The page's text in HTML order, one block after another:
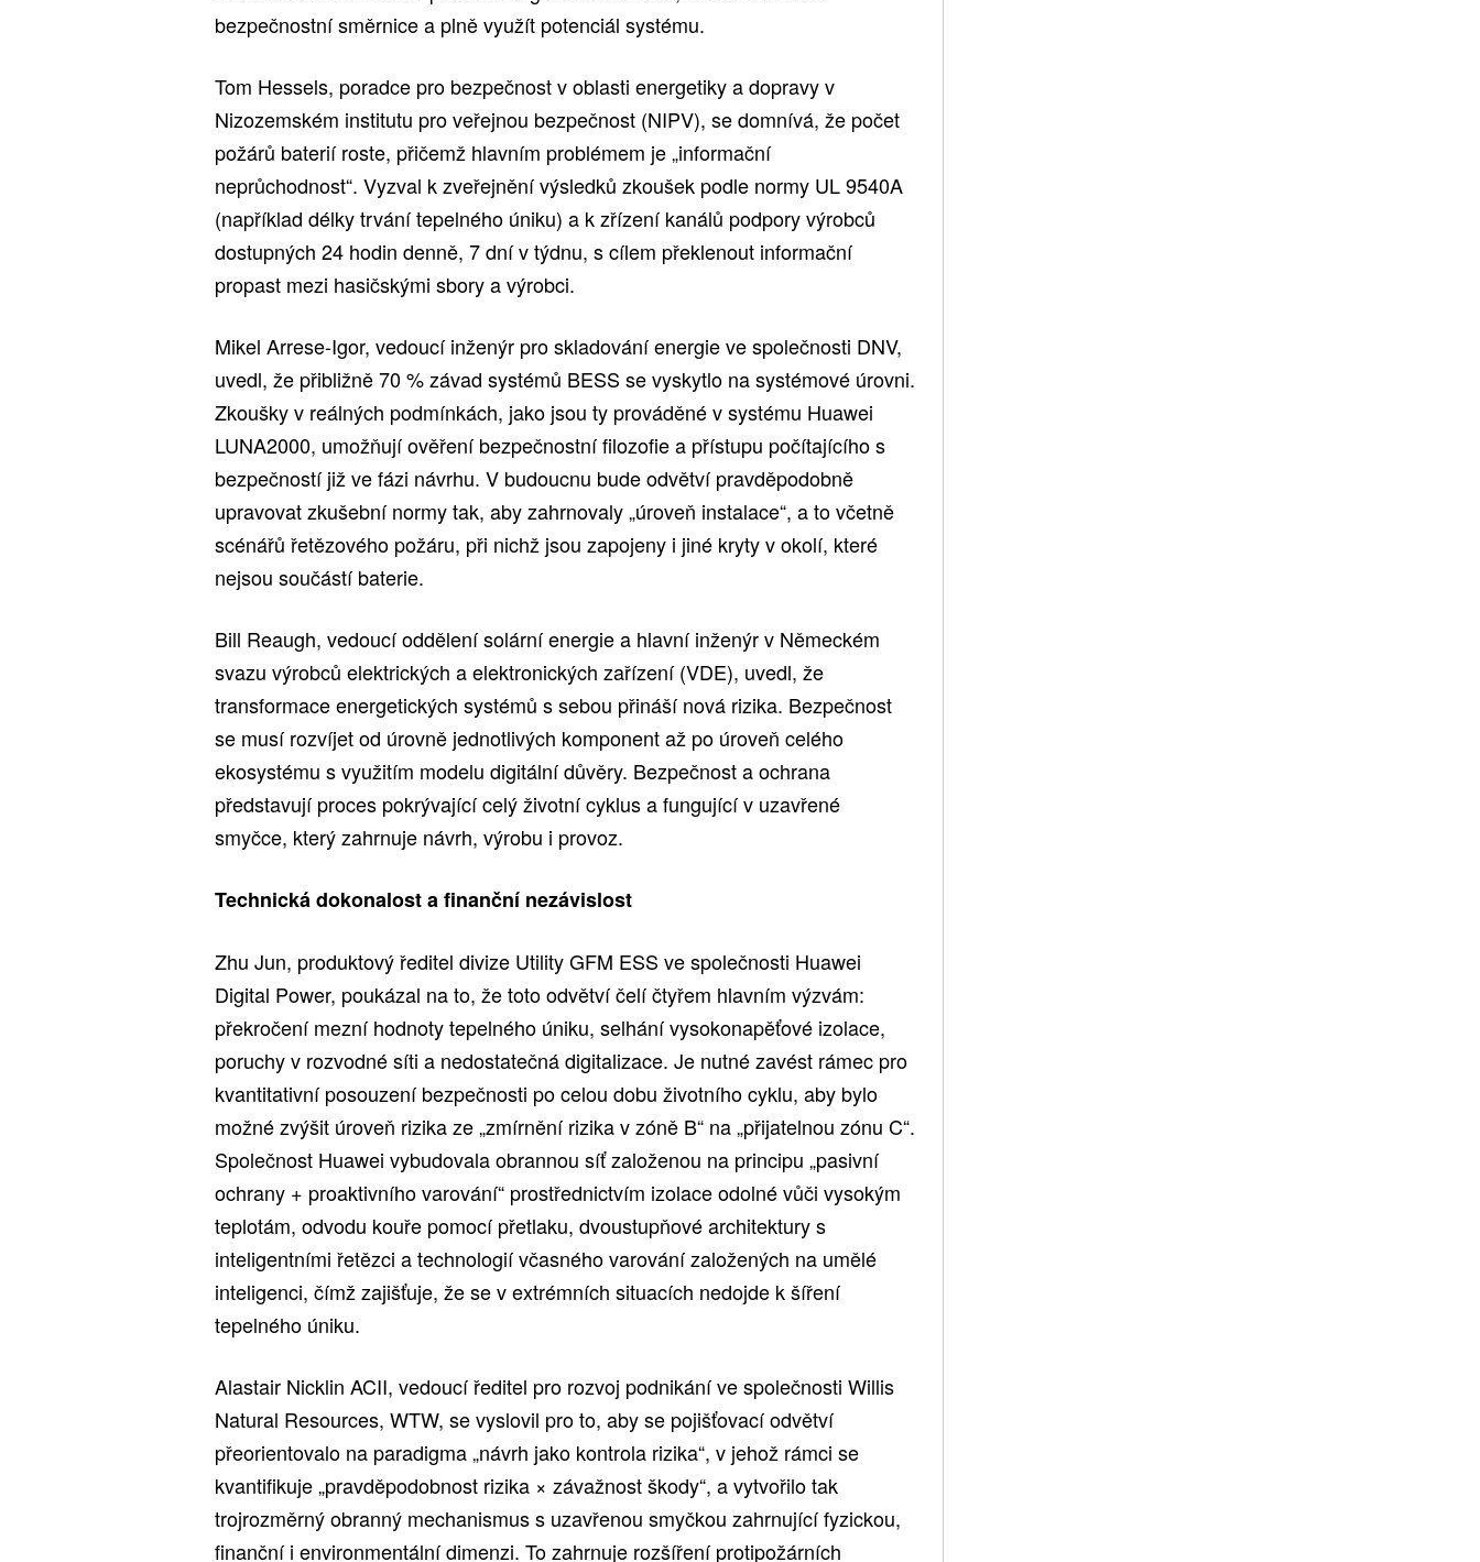
bezpečnostní směrnice a plně využít potenciál systému.
Tom Hessels, poradce pro bezpečnost v oblasti energetiky a dopravy v
Nizozemském institutu pro veřejnou bezpečnost (NIPV), se domnívá, že počet
požárů baterií roste, přičemž hlavním problémem je „informační
neprůchodnost“. Vyzval k zveřejnění výsledků zkoušek podle normy UL 9540A
(například délky trvání tepelného úniku) a k zřízení kanálů podpory výrobců
dostupných 24 hodin denně, 7 dní v týdnu, s cílem překlenout informační
propast mezi hasičskými sbory a výrobci.
Mikel Arrese-Igor, vedoucí inženýr pro skladování energie ve společnosti DNV,
uvedl, že přibližně 70 % závad systémů BESS se vyskytlo na systémové úrovni.
Zkoušky v reálných podmínkách, jako jsou ty prováděné v systému Huawei
LUNA2000, umožňují ověření bezpečnostní filozofie a přístupu počítajícího s
bezpečností již ve fázi návrhu. V budoucnu bude odvětví pravděpodobně
upravovat zkušební normy tak, aby zahrnovaly „úroveň instalace“, a to včetně
scénářů řetězového požáru, při nichž jsou zapojeny i jiné kryty v okolí, které
nejsou součástí baterie.
Bill Reaugh, vedoucí oddělení solární energie a hlavní inženýr v Německém
svazu výrobců elektrických a elektronických zařízení (VDE), uvedl, že
transformace energetických systémů s sebou přináší nová rizika. Bezpečnost
se musí rozvíjet od úrovně jednotlivých komponent až po úroveň celého
ekosystému s využitím modelu digitální důvěry. Bezpečnost a ochrana
představují proces pokrývající celý životní cyklus a fungující v uzavřené
smyčce, který zahrnuje návrh, výrobu i provoz.
Technická dokonalost a finanční nezávislost
Zhu Jun, produktový ředitel divize Utility GFM ESS ve společnosti Huawei
Digital Power, poukázal na to, že toto odvětví čelí čtyřem hlavním výzvám:
překročení mezní hodnoty tepelného úniku, selhání vysokonapěťové izolace,
poruchy v rozvodné síti a nedostatečná digitalizace. Je nutné zavést rámec pro
kvantitativní posouzení bezpečnosti po celou dobu životního cyklu, aby bylo
možné zvýšit úroveň rizika ze „zmírnění rizika v zóně B“ na „přijatelnou zónu C“.
Společnost Huawei vybudovala obrannou síť založenou na principu „pasivní
ochrany + proaktivního varování“ prostřednictvím izolace odolné vůči vysokým
teplotám, odvodu kouře pomocí přetlaku, dvoustupňové architektury s
inteligentními řetězci a technologií včasného varování založených na umělé
inteligenci, čímž zajišťuje, že se v extrémních situacích nedojde k šíření
tepelného úniku.
Alastair Nicklin ACII, vedoucí ředitel pro rozvoj podnikání ve společnosti Willis
Natural Resources, WTW, se vyslovil pro to, aby se pojišťovací odvětví
přeorientovalo na paradigma „návrh jako kontrola rizika“, v jehož rámci se
kvantifikuje „pravděpodobnost rizika × závažnost škody“, a vytvořilo tak
trojrozměrný obranný mechanismus s uzavřenou smyčkou zahrnující fyzickou,
finanční i environmentální dimenzi. To zahrnuje rozšíření protipožárních